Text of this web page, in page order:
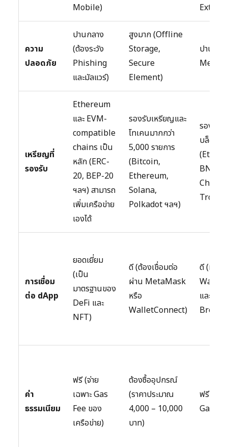
Mobile)
ความ
ปลอดภัย
ปานกลาง
(ต้องระวัง
Phishing
และมัลแวร์)
สูงมาก (Offline
Storage,
Secure
Element)
ปานกล
เหรียญที่
รองรับ
Ethereum
และ EVM-
compatible
chains เป็น
หลัก (ERC-
20, BEP-20
ฯลฯ) สามารถ
เพิ่มเครือข่าย
เองได้
รองรับเหรียญและ
โทเคนมากกว่า
5,000 รายการ
(Bitcoin,
Ethereum,
Solana,
Polkadot ฯลฯ)
รองรับห
บล็อกเ
BNB
Chain,
Tron ฯ
การเชื่อม
ต่อ dApp
ยอดเยี่ยม
(เป็น
มาตรฐานของ
DeFi และ
NFT)
ดี (ต้องเชื่อมต่อ
ผ่าน MetaMask
หรือ
WalletConnect)
ดี (มี
และ
ค่า
ธรรมเนียม
ฟรี (จ่าย
เฉพาะ Gas
Fee ของ
เครือข่าย)
ต้องซื้ออุปกรณ์
(ราคาประมาณ
4,000 – 10,000
บาท)
ฟรี (จ่าย
Gas